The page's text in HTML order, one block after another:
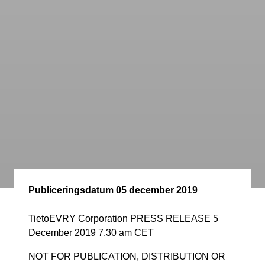
Publiceringsdatum 05 december 2019
TietoEVRY Corporation PRESS RELEASE 5
December 2019 7.30 am CET
NOT FOR PUBLICATION, DISTRIBUTION OR